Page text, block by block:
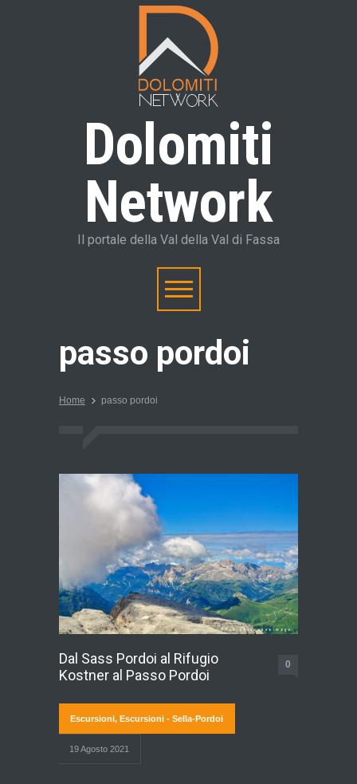
Dolomiti
Network
Il portale della Val della Val di Fassa
passo pordoi
Home passo pordoi
Dal Sass Pordoi al Rifugio
Kostner al Passo Pordoi
0
Escursioni, Escursioni - Sella-Pordoi
19 Agosto 2021